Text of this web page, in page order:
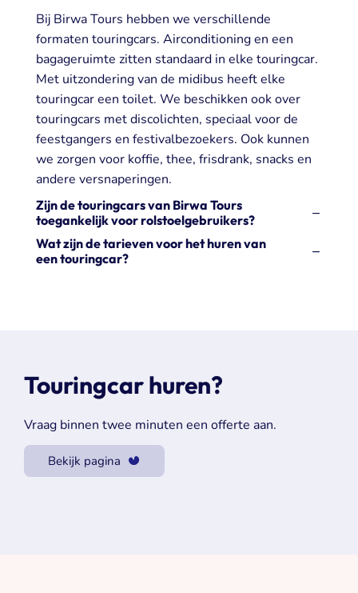
Bij Birwa Tours hebben we verschillende
formaten touringcars. Airconditioning en een
bagageruimte zitten standaard in elke touringcar.
Met uitzondering van de midibus heeft elke
touringcar een toilet. We beschikken ook over
touringcars met discolichten, speciaal voor de
feestgangers en festivalbezoekers. Ook kunnen
we zorgen voor koffie, thee, frisdrank, snacks en
andere versnaperingen.
Zijn de touringcars van Birwa Tours
toegankelijk voor rolstoelgebruikers?
Wat zijn de tarieven voor het huren van
een touringcar?
Touringcar huren?
Vraag binnen twee minuten een offerte aan.
Bekijk pagina